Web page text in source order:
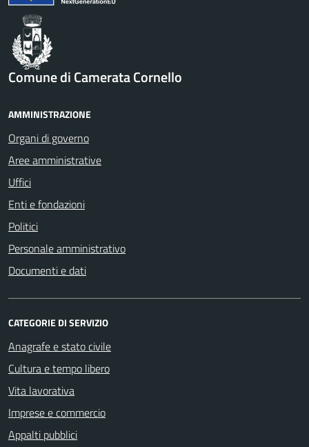
Comune di Camerata Cornello
AMMINISTRAZIONE
Organi di governo
Aree amministrative
Uffici
Enti e fondazioni
Politici
Personale amministrativo
Documenti e dati
CATEGORIE DI SERVIZIO
Anagrafe e stato civile
Cultura e tempo libero
Vita lavorativa
Imprese e commercio
Appalti pubblici